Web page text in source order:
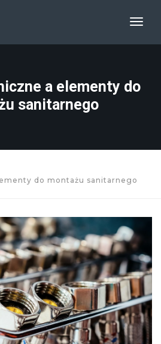
a elementy do
sanitarnego
do montażu sanitarnego